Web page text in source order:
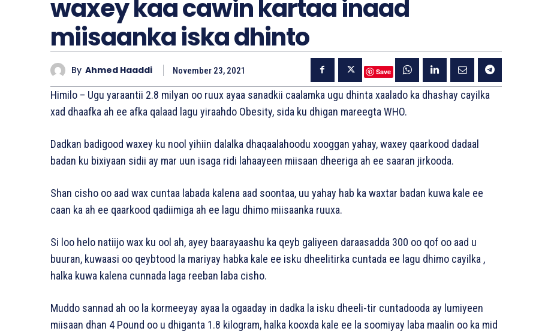
waxey kaa cawin kartaa inaad
miisaanka iska dhinto
By Ahmed Haaddi November 23, 2021 Save
Himilo – Ugu yaraantii 2.8 milyan oo ruux ayaa sanadkii caalamka ugu dhinta xaalado ka dhashay cayilka
xad dhaafka ah ee afka qalaad lagu yiraahdo Obesity, sida ku dhigan mareegta WHO.
Dadkan badigood waxey ku nool yihiin dalalka dhaqaalahoodu xooggan yahay, waxey qaarkood dadaal
badan ku bixiyaan sidii ay mar uun isaga ridi lahaayeen miisaan dheeriga ah ee saaran jirkooda.
Shan cisho oo aad wax cuntaa labada kalena aad soontaa, uu yahay hab ka waxtar badan kuwa kale ee
caan ka ah ee qaarkood qadiimiga ah ee lagu dhimo miisaanka ruuxa.
Si loo helo natiijo wax ku ool ah, ayey baarayaashu ka qeyb galiyeen daraasadda 300 oo qof oo aad u
buuran, kuwaasi oo qeybtood la mariyay habka kale ee isku dheelitirka cuntada ee lagu dhimo cayilka ,
halka kuwa kalena cunnada laga reeban laba cisho.
Muddo sannad ah oo la kormeeyay ayaa la ogaaday in dadka la isku dheeli-tir cuntadooda ay lumiyeen
miisaan dhan 4 Pound oo u dhiganta 1.8 kilogram, halka kooxda kale ee la soomiyay laba maalin oo ka mid